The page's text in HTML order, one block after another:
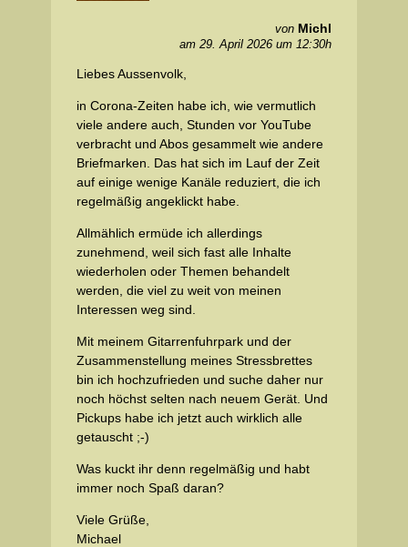
von Michl
am 29. April 2026 um 12:30h
Liebes Aussenvolk,
in Corona-Zeiten habe ich, wie vermutlich
viele andere auch, Stunden vor YouTube
verbracht und Abos gesammelt wie andere
Briefmarken. Das hat sich im Lauf der Zeit
auf einige wenige Kanäle reduziert, die ich
regelmäßig angeklickt habe.
Allmählich ermüde ich allerdings
zunehmend, weil sich fast alle Inhalte
wiederholen oder Themen behandelt
werden, die viel zu weit von meinen
Interessen weg sind.
Mit meinem Gitarrenfuhrpark und der
Zusammenstellung meines Stressbrettes
bin ich hochzufrieden und suche daher nur
noch höchst selten nach neuem Gerät. Und
Pickups habe ich jetzt auch wirklich alle
getauscht ;-)
Was kuckt ihr denn regelmäßig und habt
immer noch Spaß daran?
Viele Grüße,
Michael